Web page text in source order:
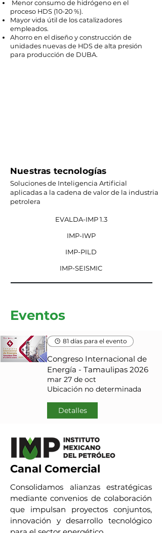
Menor consumo de hidrógeno en el
proceso HDS (10-20 %).
Mayor vida útil de los catalizadores
empleados.
Ahorro en el diseño y construcción de
unidades nuevas de HDS de alta presión
para producción de DUBA.
Nuestras tecnologías
Soluciones de Inteligencia Artificial
aplicadas a la cadena de valor de la industria
petrolera
EVALDA-IMP 1.3
IMP-IWP
IMP-PILD
IMP-SEISMIC
Eventos
81 días para el evento
Congreso Internacional de
Energía - Tamaulipas 2026
mar 27 de oct
Ubicación no determinada
Detalles
Canal Comercial
Consolidamos alianzas estratégicas
mediante convenios de colaboración
que impulsan proyectos conjuntos,
innovación y desarrollo tecnológico